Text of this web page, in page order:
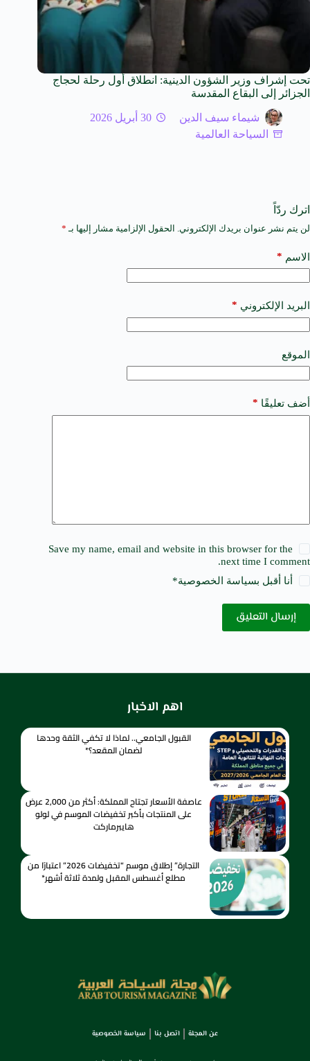
تحت إشراف وزير الشؤون الدينية: انطلاق أول رحلة لحجاج
الجزائر إلى البقاع المقدسة
شيماء سيف الدين
30 أبريل 2026
السياحة العالمية
اترك ردّاً
لن يتم نشر عنوان بريدك الإلكتروني. الحقول الإلزامية مشار إليها بـ *
الاسم *
البريد الإلكتروني *
الموقع
أضف تعليقًا *
Save my name, email and website in this browser for the
next time I comment.
أنا أقبل بسياسة الخصوصية*
إرسال التعليق
A
t
e
a
t
i
e
:
اهم الاخبار
القبول الجامعي.. لماذا لا تكفي الثقة وحدها
لضمان المقعد؟*
عاصفة الأسعار تجتاح المملكة: أكثر من 2,000 عرض
على المنتجات بأكبر تخفيضات الموسم في لولو
هايبرماركت
التجارة” إطلاق موسم “تخفيضات 2026” اعتبارًا من
مطلع أغسطس المقبل ولمدة ثلاثة أشهر*
عن المجلة اتصل بنا سياسة الخصوصية